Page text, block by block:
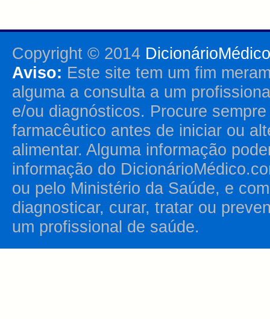
Copyright © 2014
Aviso: Este site tem um fim
alguma a consulta a um
e/ou diagnósticos. Procure
farmacêutico antes de iniciar ou
alimentar. Alguma informação
informação do
ou pelo Ministério da Saúde, e
diagnosticar, curar, tratar ou
um profissional de saúde.